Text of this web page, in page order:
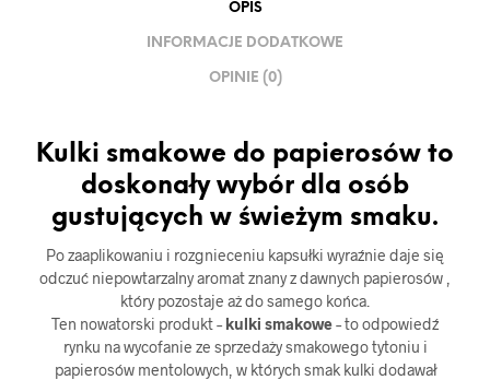
OPIS
INFORMACJE DODATKOWE
OPINIE (0)
Kulki smakowe do papierosów to
doskonały wybór dla osób
gustujących w świeżym smaku.
Po zaaplikowaniu i rozgnieceniu kapsułki wyraźnie daje się
odczuć niepowtarzalny aromat znany z dawnych papierosów ,
który pozostaje aż do samego końca.
Ten nowatorski produkt – kulki smakowe– to odpowiedź
rynku na wycofanie ze sprzedaży smakowego tytoniu i
papierosów mentolowych, w których smak kulki dodawał